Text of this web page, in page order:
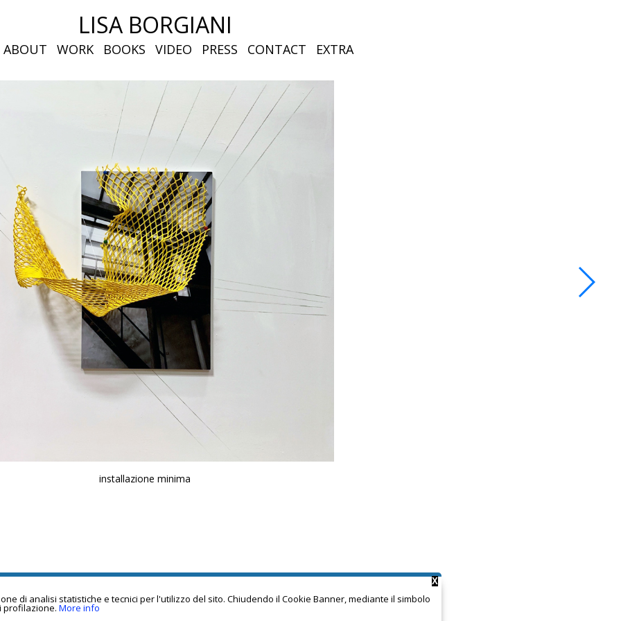
LISA BORGIANI
ABOUT WORK BOOKS VIDEO PRESS CONTACT EXTRA
installazione minima
X
di analisi statistiche e tecnici per l'utilizzo del sito. Chiudendo il Cookie Banner, mediante il simbolo
profilazione. More info